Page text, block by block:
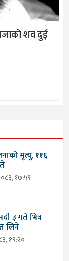
शव दुई
मृत्यु, ११६
१७:५९
३ गते भित्र
लिने
१९:२०